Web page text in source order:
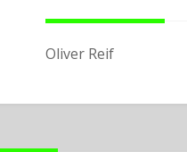
Oliver Reif